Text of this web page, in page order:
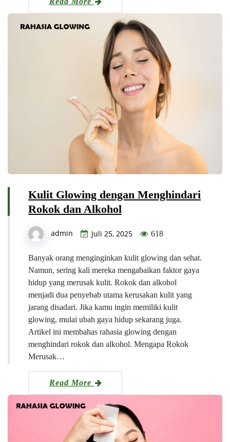
Kulit Glowing dengan Menghindari
Rokok dan Alkohol
admin Juli 25, 2025 618
Banyak orang menginginkan kulit glowing dan sehat.
Namun, sering kali mereka mengabaikan faktor gaya
hidup yang merusak kulit. Rokok dan alkohol
menjadi dua penyebab utama kerusakan kulit yang
jarang disadari. Jika kamu ingin memiliki kulit
glowing, mulai ubah gaya hidup sekarang juga.
Artikel ini membahas rahasia glowing dengan
menghindari rokok dan alkohol. Mengapa Rokok
Merusak…
Read More